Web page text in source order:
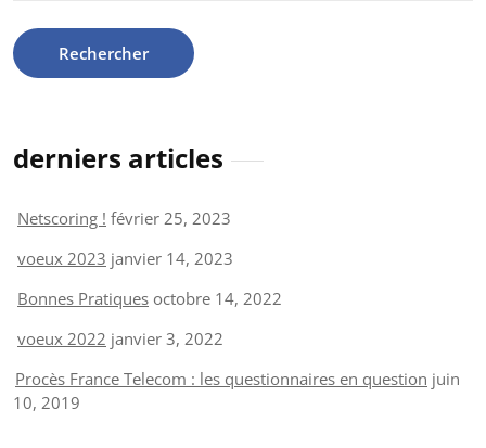
derniers articles
Netscoring ! février 25, 2023
voeux 2023 janvier 14, 2023
Bonnes Pratiques octobre 14, 2022
voeux 2022 janvier 3, 2022
Procès France Telecom : les questionnaires en question juin
10, 2019